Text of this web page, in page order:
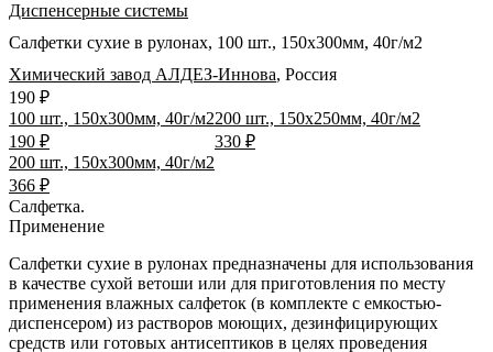
Диспенсерные системы
Салфетки сухие в рулонах, 100 шт., 150х300мм, 40г/м2
Химический завод АЛДЕЗ-Иннова, Россия
100 шт., 150х300мм, 40г/м2
190 ₽
200 шт., 150х250мм, 40г/м2
330 ₽
200 шт., 150х300мм, 40г/м2
366 ₽
Салфетка.
Применение
Салфетки сухие в рулонах предназначены для использования
в качестве сухой ветоши или для приготовления по месту
применения влажных салфеток (в комплекте с емкостью-
диспенсером) из растворов моющих, дезинфицирующих
средств или готовых антисептиков в целях проведения
190 ₽